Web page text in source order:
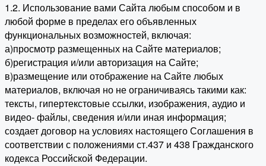
1.2. Использование вами Сайта любым способом и в
любой форме в пределах его объявленных
функциональных возможностей, включая:
а)просмотр размещенных на Сайте материалов;
б)регистрация и/или авторизация на Сайте;
в)размещение или отображение на Сайте любых
материалов, включая но не ограничиваясь такими как:
тексты, гипертекстовые ссылки, изображения, аудио и
видео- файлы, сведения и/или иная информация;
создает договор на условиях настоящего Соглашения в
соответствии с положениями ст.437 и 438 Гражданского
кодекса Российской Федерации.